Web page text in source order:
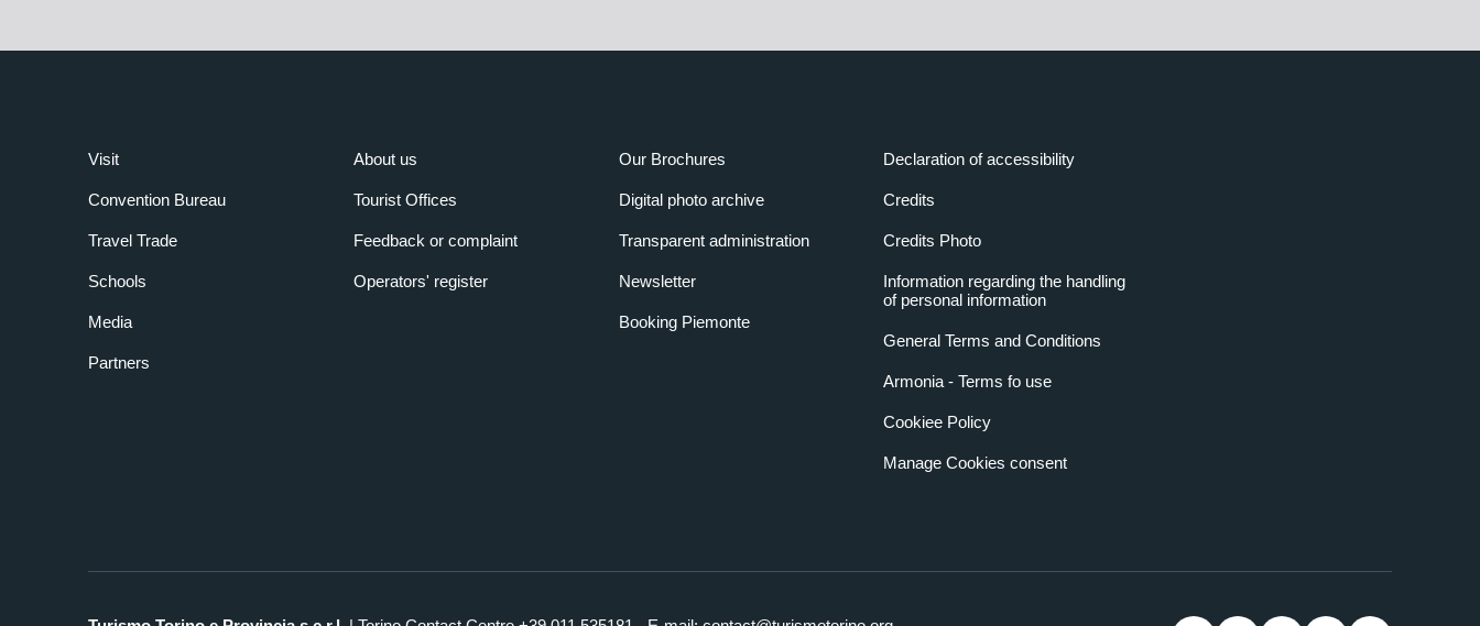
Visit
Convention Bureau
Travel Trade
Schools
Media
Partners
About us
Tourist Offices
Feedback or complaint
Operators' register
Our Brochures
Digital photo archive
Transparent administration
Newsletter
Booking Piemonte
Declaration of accessibility
Credits
Credits Photo
Information regarding the handling
of personal information
General Terms and Conditions
Armonia - Terms fo use
Cookiee Policy
Manage Cookies consent